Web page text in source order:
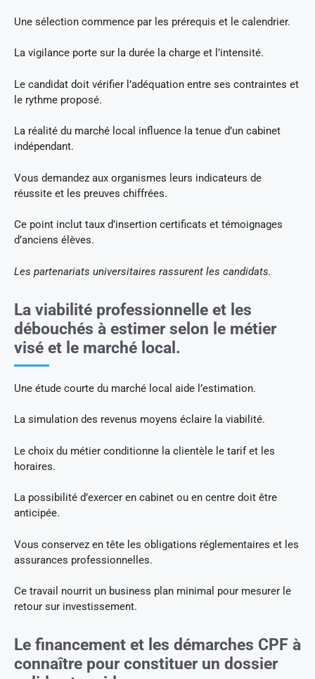
Une sélection commence par les prérequis et le calendrier.
La vigilance porte sur la durée la charge et l’intensité.
Le candidat doit vérifier l’adéquation entre ses contraintes et
le rythme proposé.
La réalité du marché local influence la tenue d’un cabinet
indépendant.
Vous demandez aux organismes leurs indicateurs de
réussite et les preuves chiffrées.
Ce point inclut taux d’insertion certificats et témoignages
d’anciens élèves.
Les partenariats universitaires rassurent les candidats.
La viabilité professionnelle et les
débouchés à estimer selon le métier
visé et le marché local.
Une étude courte du marché local aide l’estimation.
La simulation des revenus moyens éclaire la viabilité.
Le choix du métier conditionne la clientèle le tarif et les
horaires.
La possibilité d’exercer en cabinet ou en centre doit être
anticipée.
Vous conservez en tête les obligations réglementaires et les
assurances professionnelles.
Ce travail nourrit un business plan minimal pour mesurer le
retour sur investissement.
Le financement et les démarches CPF à
connaître pour constituer un dossier